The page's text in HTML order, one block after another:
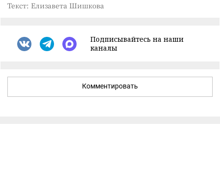
Текст: Елизавета Шишкова
Подписывайтесь на наши
каналы
Комментировать